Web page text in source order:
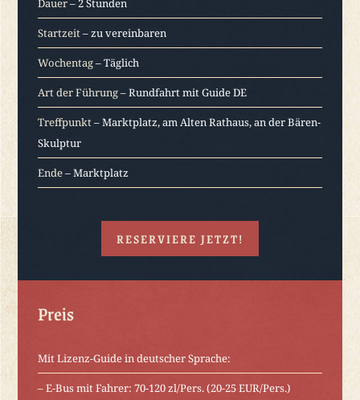
Dauer– 2 Stunden
Startzeit– zu vereinbaren
Wochentag– Täglich
Art der Führung– Rundfahrt mit Guide DE
Treffpunkt– Marktplatz, am Alten Rathaus, an der Bären-
Skulptur
Ende– Marktplatz
RESERVIERE JETZT!
Preis
Mit Lizenz-Guide in deutscher Sprache:
– E-Bus mit Fahrer: 70-120 zl/Pers. (20-25 EUR/Pers.)